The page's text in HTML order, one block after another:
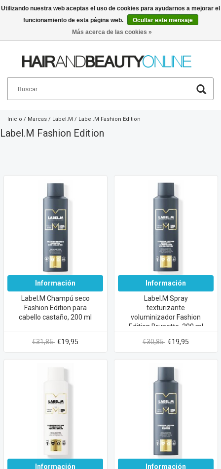
Español €
Inicio / Marcas / Label.M / Label.M Fashion Edition
Label.M Fashion Edition
Información
Label.M Champú seco
Fashion Edition para
cabello castaño, 200 ml
€31,85 €19,95
Información
Label.M Spray
texturizante
voluminizador Fashion
Edition Brunette, 200 ml
€30,85 €19,95
Información
Información
Utilizando nuestra web aceptas el uso de cookies para ayudarnos a mejorar el
funcionamiento de esta página web.
Ocultar este mensaje
Más acerca de las cookies »